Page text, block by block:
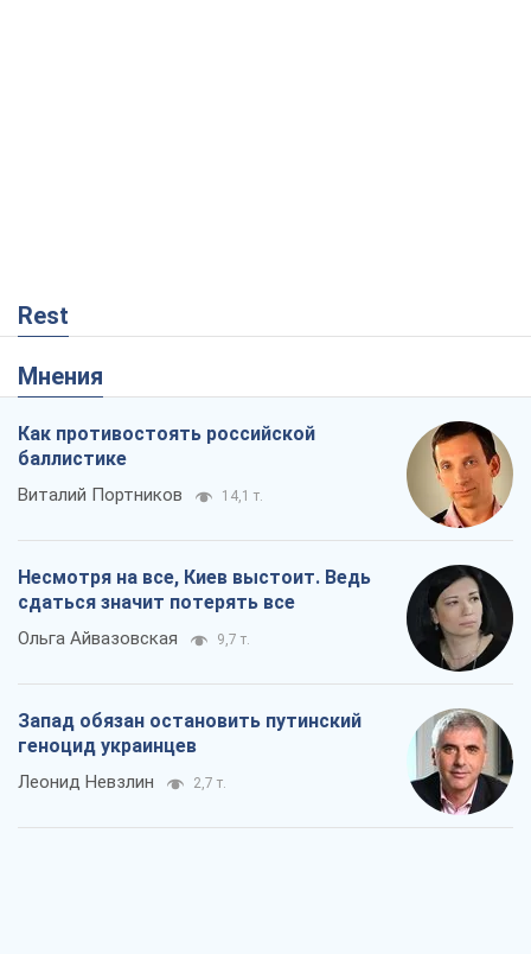
Rest
Мнения
Как противостоять российской
баллистике
Виталий Портников 14,1 т.
Несмотря на все, Киев выстоит. Ведь
сдаться значит потерять все
Ольга Айвазовская 9,7 т.
Запад обязан остановить путинский
геноцид украинцев
Леонид Невзлин 2,7 т.